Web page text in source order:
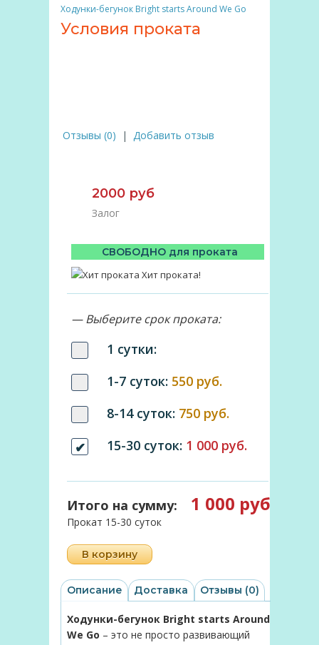
Ходунки-бегунок Bright starts Around We Go
Условия проката
Отзывы (0) | Добавить отзыв
2000 руб
Залог
СВОБОДНО для проката
Хит проката!
— Выберите срок проката:
1 сутки:
1-7 суток: 550 руб.
8-14 суток: 750 руб.
15-30 суток: 1 000 руб.
Итого на сумму: 1 000 руб
Прокат 15-30 суток
В корзину
Описание Доставка Отзывы (0)
Ходунки-бегунок Bright starts Around
We Go – это не просто развивающий